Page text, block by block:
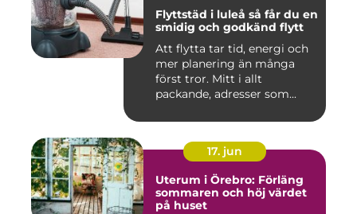
Flyttstäd i luleå så får du en
smidig och godkänd flytt
Att flytta tar tid, energi och
mer planering än många
först tror. Mitt i allt
packande, adresser som...
17. jun
Uterum i Örebro: Förläng
sommaren och höj värdet
på huset